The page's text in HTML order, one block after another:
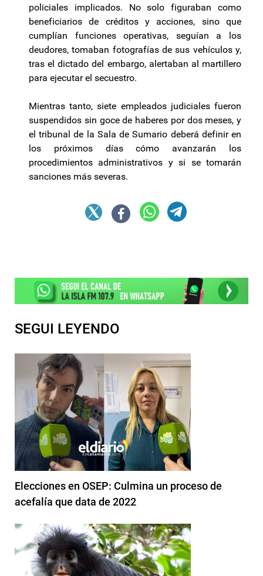
policiales implicados. No solo figuraban como
beneficiarios de créditos y acciones, sino que
cumplían funciones operativas, seguían a los
deudores, tomaban fotografías de sus vehículos y,
tras el dictado del embargo, alertaban al martillero
para ejecutar el secuestro.
Mientras tanto, siete empleados judiciales fueron
suspendidos sin goce de haberes por dos meses, y
el tribunal de la Sala de Sumario deberá definir en
los próximos días cómo avanzarán los
procedimientos administrativos y si se tomarán
sanciones más severas.
SEGUI LEYENDO
Elecciones en OSEP: Culmina un proceso de
acefalía que data de 2022